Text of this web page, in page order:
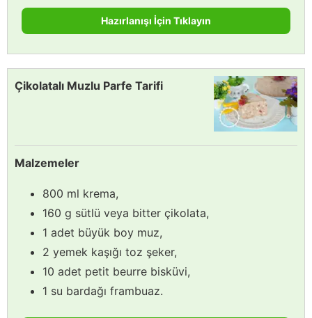
Hazırlanışı İçin Tıklayın
Çikolatalı Muzlu Parfe Tarifi
Malzemeler
800 ml krema,
160 g sütlü veya bitter çikolata,
1 adet büyük boy muz,
2 yemek kaşığı toz şeker,
10 adet petit beurre bisküvi,
1 su bardağı frambuaz.